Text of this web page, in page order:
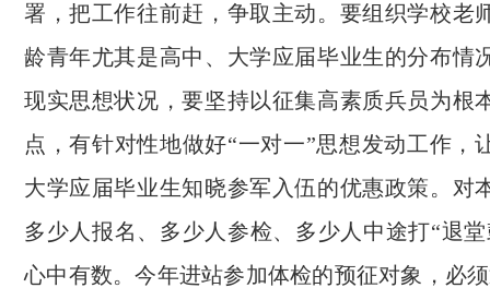
署，把工作往前赶，争取主动。要组织学校老
龄青年尤其是高中、大学应届毕业生的分布情
现实思想状况，要坚持以征集高素质兵员为根
点，有针对性地做好“一对一”思想发动工作，
大学应届毕业生知晓参军入伍的优惠政策。对
多少人报名、多少人参检、多少人中途打“退
心中有数。今年进站参加体检的预征对象，必